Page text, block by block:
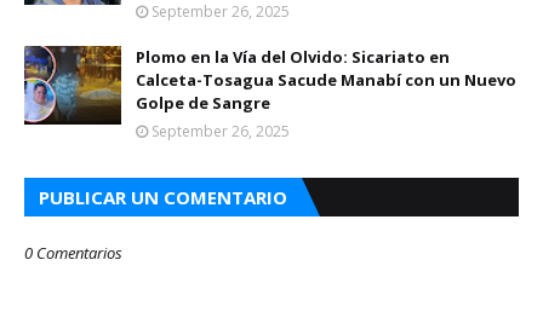
September 26, 2025
Plomo en la Vía del Olvido: Sicariato en
Calceta-Tosagua Sacude Manabí con un Nuevo
Golpe de Sangre
September 26, 2025
PUBLICAR UN COMENTARIO
0 Comentarios